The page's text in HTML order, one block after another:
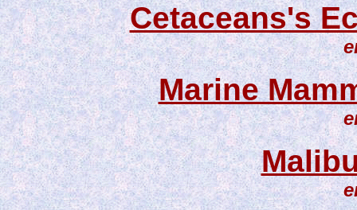
Cetaceans's
Marine